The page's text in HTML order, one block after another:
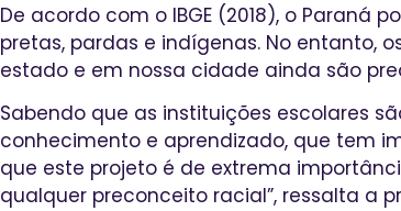
De acordo com o IBGE (2018), o Paraná
pretas, pardas e indígenas. No entanto,
estado e em nossa cidade ainda são
Sabendo que as instituições escolares
conhecimento e aprendizado, que tem
que este projeto é de extrema
qualquer preconceito racial”, ressalta a